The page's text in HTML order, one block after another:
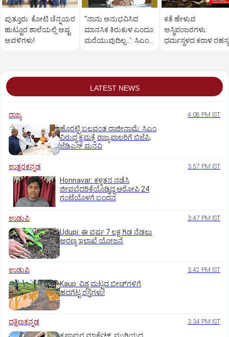
ಪುತ್ತೂರು: ಕೋಟಿ ಚೆನ್ನಯರ
ಹುಟ್ಟೂರ ಶಾಲೆಯಲ್ಲಿ ಅಷ್ಟ
ಅವಳಿಗಳು!
“ನಾನು ಅನುಭವಿಸಿದ
ಮಾನಸಿಕ ಕಿರುಕುಳ ಎಂದೂ
ಮರೆಯುವುದಿಲ್ಲ…’: ಸಿಎಂ
ಕತೆ ಹೇಳುವ
ಅಸ್ಥಿಪಂಜರಗಳು:
ಧರ್ಮಸ್ಥಳದ‌ ಕರಾಳ ರಹಸ್ಯ
LATEST NEWS
ರಾಜ್ಯ 4:08 PM IST
ಹೊರಟ್ಟಿ ಬಲವಂತ ರಾಜೀನಾಮೆ: ಸಿಎಂ
ವಿರುದ್ಧ ಕ್ರಮಕ್ಕೆ ರಾಜ್ಯಪಾಲರಿಗೆ ಬಿಜೆಪಿ,
ಜೆಡಿಎಸ್ ಮನವಿ
ಉತ್ತರಕನ್ನಡ 3:57 PM IST
Honnavar: ಕಳ್ಳತನ ನಡೆಸಿ
ಜೀವಬೆದರಿಕೆಯೊಡ್ಡಿದ್ದ ಆರೋಪಿ 24
ಗಂಟೆಯೊಳಗೆ ಬಂಧನ
ಉಡುಪಿ 3:47 PM IST
Udupi: ಈ ವರ್ಷ 7 ಲಕ್ಷ ಗಿಡ ನೆಡಲು
ಅರಣ್ಯ ಇಲಾಖೆ ಯೋಜನೆ
ಉಡುಪಿ 3:42 PM IST
Kaup: ವಿಶ್ವ ಮಟ್ಟದ ಬೀಚ್‌ಗಳಿಗೆ
ಹದಗೆಟ್ಟ ರಸ್ತೆಗಳು!
ದಕ್ಷಿಣಕನ್ನಡ 3:34 PM IST